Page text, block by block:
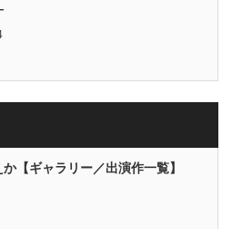
【ギャラリー／出演作一覧】